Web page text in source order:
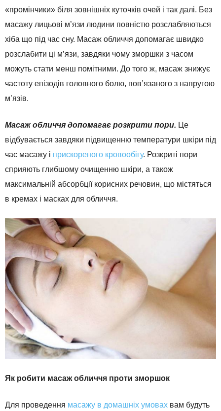
«промінчики» біля зовнішніх куточків очей і так далі. Без
масажу лицьові м’язи людини повністю розслабляються
хіба що під час сну. Масаж обличчя допомагає швидко
розслабити ці м’язи, завдяки чому зморшки з часом
можуть стати менш помітними. До того ж, масаж знижує
частоту епізодів головного болю, пов’язаного з напругою
м’язів.
Масаж обличчя допомагає розкрити пори. Це
відбувається завдяки підвищенню температури шкіри під
час масажу і прискореного кровообігу. Розкриті пори
сприяють глибшому очищенню шкіри, а також
максимальній абсорбції корисних речовин, що містяться
в кремах і масках для обличчя.
Як робити масаж обличчя проти зморшок
Для проведення масажу в домашніх умовах вам будуть